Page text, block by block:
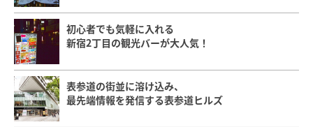
初心者でも気軽に入れる
新宿2丁目の観光バーが大人気！
表参道の街並に溶け込み、
最先端情報を発信する表参道ヒルズ